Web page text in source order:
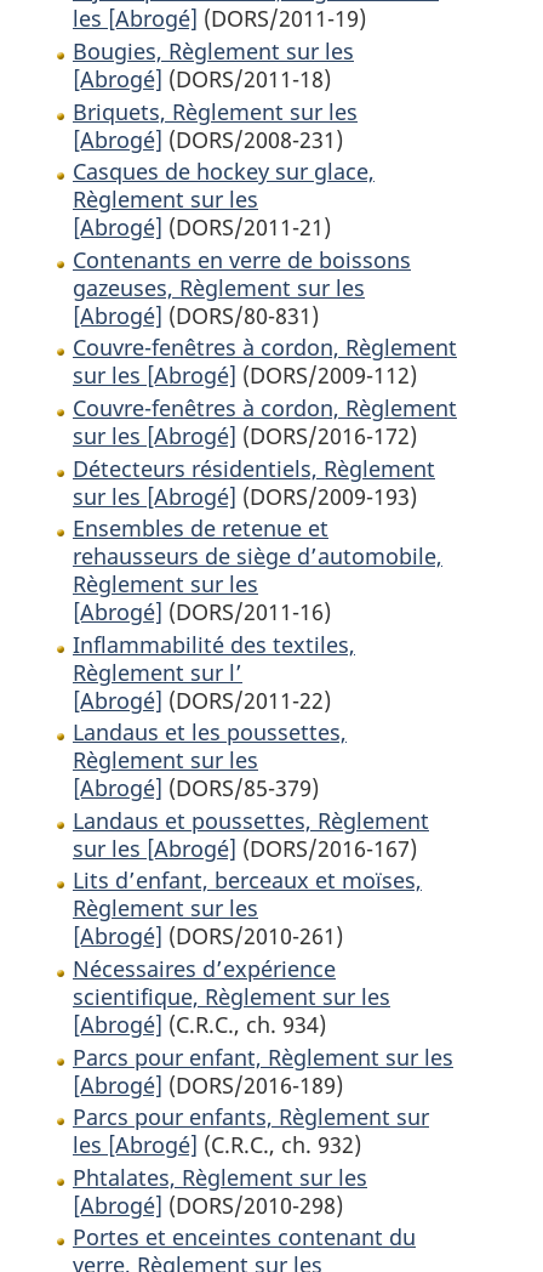
les [Abrogé] (DORS/2011-19)
Bougies, Règlement sur les
[Abrogé] (DORS/2011-18)
Briquets, Règlement sur les
[Abrogé] (DORS/2008-231)
Casques de hockey sur glace,
Règlement sur les
[Abrogé] (DORS/2011-21)
Contenants en verre de boissons
gazeuses, Règlement sur les
[Abrogé] (DORS/80-831)
Couvre-fenêtres à cordon, Règlement
sur les [Abrogé] (DORS/2009-112)
Couvre-fenêtres à cordon, Règlement
sur les [Abrogé] (DORS/2016-172)
Détecteurs résidentiels, Règlement
sur les [Abrogé] (DORS/2009-193)
Ensembles de retenue et
rehausseurs de siège d’automobile,
Règlement sur les
[Abrogé] (DORS/2011-16)
Inflammabilité des textiles,
Règlement sur l’
[Abrogé] (DORS/2011-22)
Landaus et les poussettes,
Règlement sur les
[Abrogé] (DORS/85-379)
Landaus et poussettes, Règlement
sur les [Abrogé] (DORS/2016-167)
Lits d’enfant, berceaux et moïses,
Règlement sur les
[Abrogé] (DORS/2010-261)
Nécessaires d’expérience
scientifique, Règlement sur les
[Abrogé] (C.R.C., ch. 934)
Parcs pour enfant, Règlement sur les
[Abrogé] (DORS/2016-189)
Parcs pour enfants, Règlement sur
les [Abrogé] (C.R.C., ch. 932)
Phtalates, Règlement sur les
[Abrogé] (DORS/2010-298)
Portes et enceintes contenant du
verre, Règlement sur les